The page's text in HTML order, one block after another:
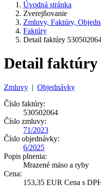
Úvodná stránka
Zverejňovanie
Zmluvy, Faktúry,
Faktúry
Detail faktúry
Detail faktúry
Zmluvy | Objednávky
Číslo faktúry:
530502064
Číslo zmluvy:
71/2023
Číslo objednávky:
6/2025
Popis plnenia:
Mrazené mäso a ryby
Cena:
153,35 EUR Cena s